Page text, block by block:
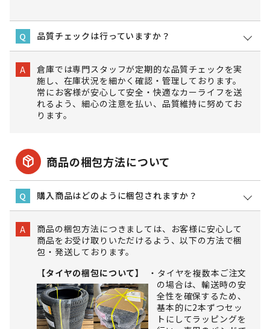
Q 品質チェックは行っていますか？
A
倉庫では専門スタッフが定期的な品質チェックを実
施し、在庫状況を細かく確認・管理しております。
常にお客様が安心して安全・快適なカーライフを送
れるよう、細心の注意を払い、品質維持に努めてお
ります。
package_2 商品の梱包方法について
Q 購入商品はどのように梱包されますか？
A
商品の梱包方法につきましては、お客様に安心して
商品をお受け取りいただけるよう、以下の方法で梱
包・発送しております。
【タイヤの梱包について】
タイヤを複数本ご注文
の場合は、輸送時の安
全性を確保するため、
基本的に2本ずつセッ
トにしてラッピングを